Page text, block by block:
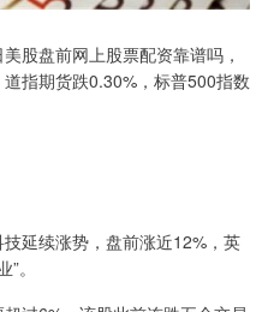
盘前网上股票配资靠谱吗，
指期货跌0.30%，标普500指数
延续涨势，盘前涨近12%，英
。